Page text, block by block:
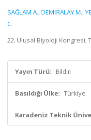
SAĞLAM A.,DEMİRALAY M.,
C.
22. Ulusal Biyoloji Kongresi,
Yayın Türü: Bildiri
Basıldığı Ülke: Türkiye
Karadeniz Teknik